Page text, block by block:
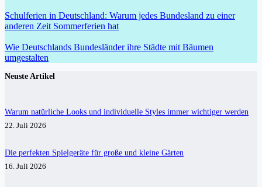
Schulferien in Deutschland: Warum jedes Bundesland zu einer
anderen Zeit Sommerferien hat
Wie Deutschlands Bundesländer ihre Städte mit Bäumen
umgestalten
Neuste Artikel
Warum natürliche Looks und individuelle Styles immer wichtiger werden
22. Juli 2026
Die perfekten Spielgeräte für große und kleine Gärten
16. Juli 2026